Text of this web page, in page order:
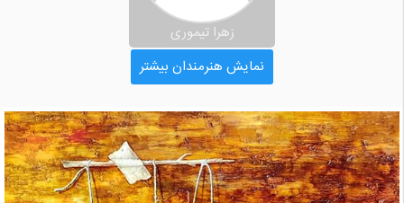
زهرا تیموری
نمایش هنرمندان بیشتر